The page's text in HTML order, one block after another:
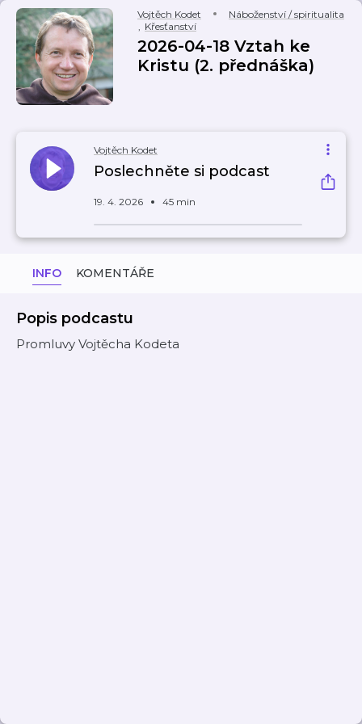
Vojtěch Kodet
Náboženství / spiritualita
, Křesťanství
2026-04-18 Vztah ke
Kristu (2. přednáška)
Vojtěch Kodet
Poslechněte si podcast
19. 4. 2026 45 min
INFO KOMENTÁŘE
Popis podcastu
Promluvy Vojtěcha Kodeta